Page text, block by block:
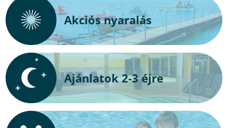
Akciós nyaralás
Ajánlatok 2-3 éjre